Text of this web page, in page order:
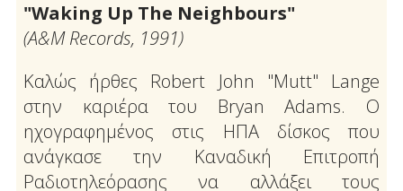
"Waking Up The Neighbours"
(Α&Μ Records, 1991)
Καλώς ήρθες Robert John "Mutt" Lange
στην καριέρα του Bryan Adams. Ο
ηχογραφημένος στις ΗΠΑ δίσκος που
ανάγκασε την Καναδική Επιτροπή
Ραδιοτηλεόρασης να αλλάξει τους